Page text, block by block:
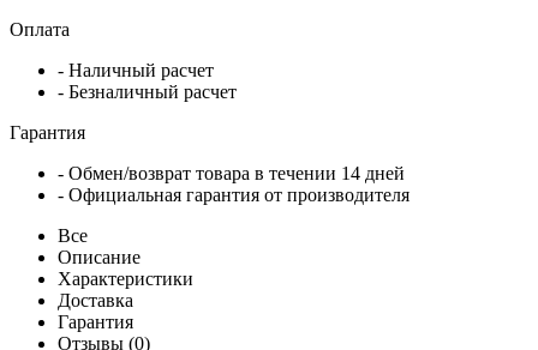
Оплата
- Наличный расчет
- Безналичный расчет
Гарантия
- Обмен/возврат товара в течении 14 дней
- Официальная гарантия от производителя
Все
Описание
Характеристики
Доставка
Гарантия
Отзывы (0)